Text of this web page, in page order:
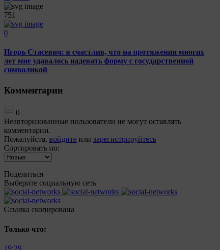
751
0
Игорь Стасевич: я счастлив, что на протяжении многих
лет мне удавалось надевать форму с государственной
символикой
Комментарии
0
Неавторизованные пользователи не могут оставлять
комментарии.
Пожалуйста, войдите или зарегистрируйтесь
Сортировать по:
Поделиться
Выберите социальную сеть
Ccылка скопирована
Только что:
19:29